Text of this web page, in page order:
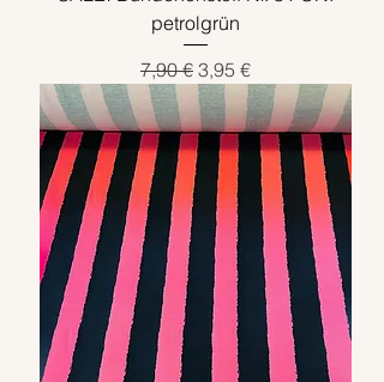
petrolgrün
Standardpreis
7,90 € Sale-Preis
3,95 €